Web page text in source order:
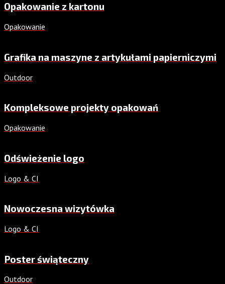
Opakowanie z kartonu
Opakowanie
Grafika na maszyne z artykułami papierniczymi
Outdoor
Kompleksowe projekty opakowań
Opakowanie
Odświeżenie logo
Logo & CI
Nowoczesna wizytówka
Logo & CI
Poster świąteczny
Outdoor